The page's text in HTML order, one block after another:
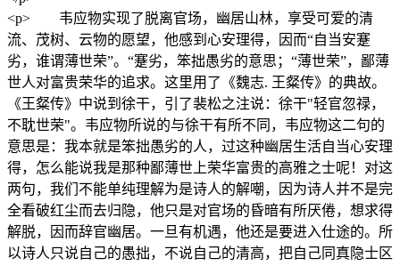
<p> 韦应物实现了脱离官场，幽居山林，享受可爱的清
流、茂树、云物的愿望，他感到心安理得，因而“自当安蹇
劣，谁谓薄世荣”。“蹇劣，笨拙愚劣的意思；“薄世荣”，鄙薄
世人对富贵荣华的追求。这里用了《魏志. 王粲传》的典故。
《王粲传》中说到徐干，引了裴松之注说：徐干"轻官忽禄，
不耽世荣"。韦应物所说的与徐干有所不同，韦应物这二句的
意思是：我本就是笨拙愚劣的人，过这种幽居生活自当心安理
得，怎么能说我是那种鄙薄世上荣华富贵的高雅之士呢！对这
两句，我们不能单纯理解为是诗人的解嘲，因为诗人并不是完
全看破红尘而去归隐，他只是对官场的昏暗有所厌倦，想求得
解脱，因而辞官幽居。一旦有机遇，他还是要进入仕途的。所
以诗人只说自己的愚拙，不说自己的清高，把自己同真隐士区